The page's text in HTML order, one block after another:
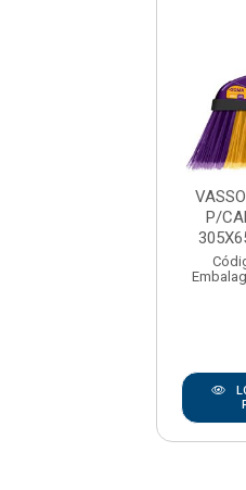
P/